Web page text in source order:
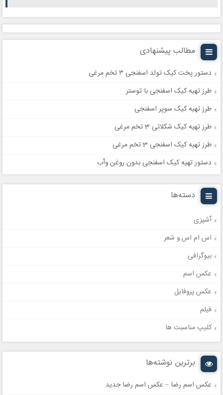
مطالب پیشنهادی
دستور پخت کیک تولد اسفنجی ۳ تخم مرغی
طرز تهیه کیک اسفنجی با توستر
طرز تهیه کیک سوپر اسفنجی
طرز تهیه کیک شکلاتی 3 تخم مرغی
طرز تهیه کیک اسفنجی 3 تخم مرغی
دستور تهیه کیک اسفنجی بدون روغن وآب
دسته‌ها
آشپزی
اس ام اس و شعر
بیوگرافی
عکس اسم
عکس پروفایل
فیلم
کلیپ مناسبت ها
برترین نوشته‌ها
عکس اسم رضا – عکس اسم رضا جدید